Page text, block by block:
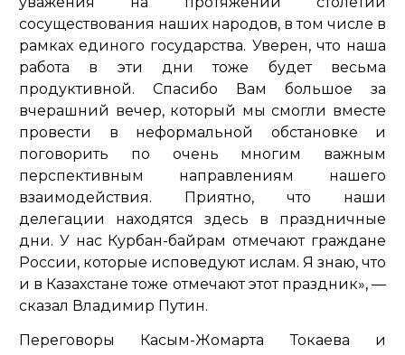
сосуществования наших народов, в том числе в
рамках единого государства. Уверен, что наша
работа в эти дни тоже будет весьма
продуктивной. Спасибо Вам большое за
вчерашний вечер, который мы смогли вместе
провести в неформальной обстановке и
поговорить по очень многим важным
перспективным направлениям нашего
взаимодействия. Приятно, что наши
делегации находятся здесь в праздничные
дни. У нас Курбан-байрам отмечают граждане
России, которые исповедуют ислам. Я знаю, что
и в Казахстане тоже отмечают этот праздник»,—
сказал Владимир Путин.
Переговоры Касым-Жомарта Токаева и